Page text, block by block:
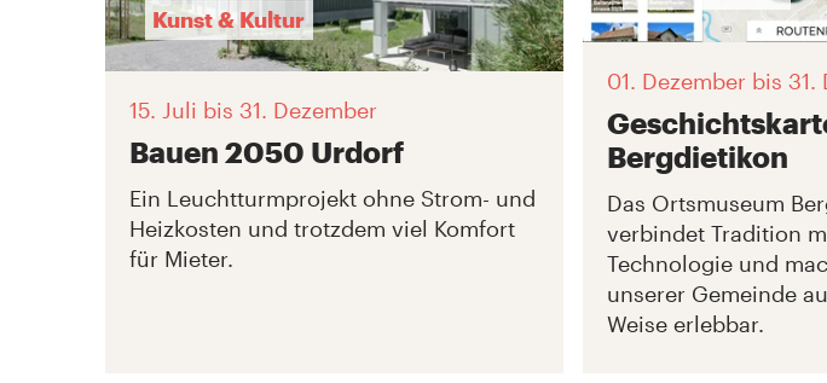
Kunst & Kultur
15. Juli bis 31. Dezember
Bauen 2050 Urdorf
Ein Leuchtturmprojekt ohne Strom- und
Heizkosten und trotzdem viel Komfort
für Mieter.
01. Dezember bis 31.
Bergdietikon
Das Ortsmuseum
verbindet Tradition
Technologie und
unserer Gemeinde
Weise erlebbar.